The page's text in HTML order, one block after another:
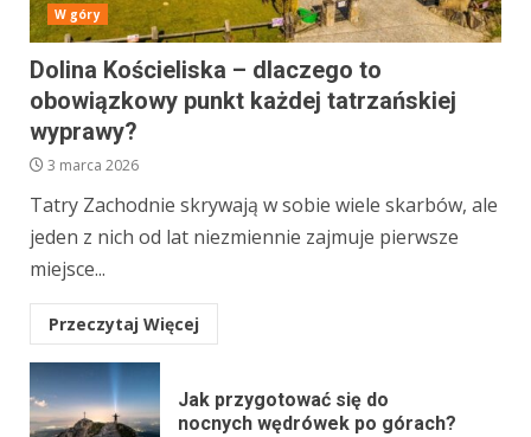
W góry
Dolina Kościeliska – dlaczego to
obowiązkowy punkt każdej tatrzańskiej
wyprawy?
3 marca 2026
Tatry Zachodnie skrywają w sobie wiele skarbów, ale
jeden z nich od lat niezmiennie zajmuje pierwsze
miejsce...
Przeczytaj Więcej
Jak przygotować się do
nocnych wędrówek po górach?